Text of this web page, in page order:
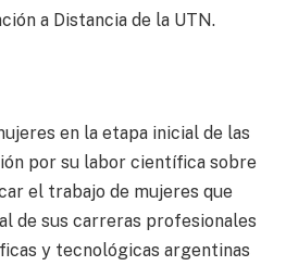
a Distancia de la UTN.
en la etapa inicial de las
por su labor científica sobre
el trabajo de mujeres que
de sus carreras profesionales
y tecnológicas argentinas